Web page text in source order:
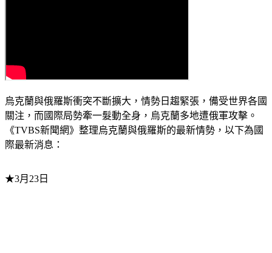
烏克蘭與俄羅斯衝突不斷擴大，情勢日趨緊張，備受世界各國
關注，而國際局勢牽一髮動全身，烏克蘭多地遭俄軍攻擊。
《TVBS新聞網》整理烏克蘭與俄羅斯的最新情勢，以下為國
際最新消息：
★3月23日